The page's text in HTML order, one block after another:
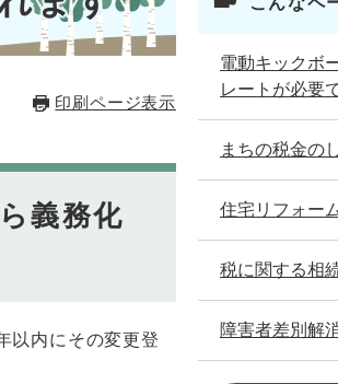
印刷ページ表示
義務化
以内にその変更登
電動キックボ
レートが必要
まちの税金の
住宅リフォー
税に関する相
障害者差別解